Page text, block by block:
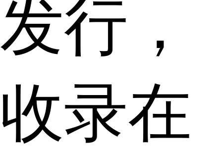
发行，
收录在